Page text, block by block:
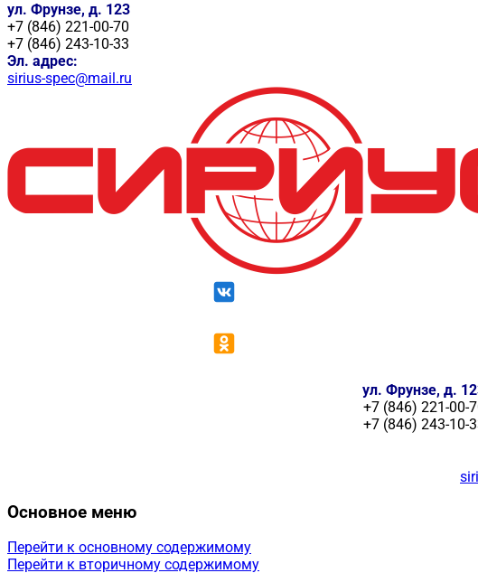
ул. Фрунзе, д. 123
+7 (846) 221-00-70
+7 (846) 243-10-33
Эл. адрес:
sirius-spec@mail.ru
ул. Фрунзе, д.
+7 (846) 221-00-
+7 (846) 243-10-
Основное меню
Перейти к основному содержимому
Перейти к вторичному содержимому